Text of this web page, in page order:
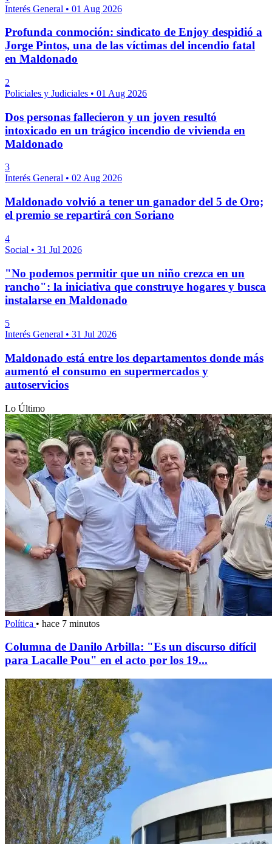
Interés General • 01 Aug 2026
Profunda conmoción: sindicato de Enjoy despidió a
Jorge Pintos, una de las víctimas del incendio fatal
en Maldonado
2
Policiales y Judiciales • 01 Aug 2026
Dos personas fallecieron y un joven resultó
intoxicado en un trágico incendio de vivienda en
Maldonado
3
Interés General • 02 Aug 2026
Maldonado volvió a tener un ganador del 5 de Oro;
el premio se repartirá con Soriano
4
Social • 31 Jul 2026
"No podemos permitir que un niño crezca en un
rancho": la iniciativa que construye hogares y busca
instalarse en Maldonado
5
Interés General • 31 Jul 2026
Maldonado está entre los departamentos donde más
aumentó el consumo en supermercados y
autoservicios
Lo Último
Política • hace 7 minutos
Columna de Danilo Arbilla: "Es un discurso difícil
para Lacalle Pou" en el acto por los 19...